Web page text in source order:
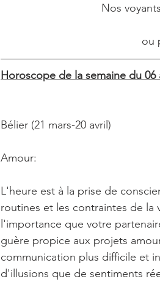
Nos
ou
Horoscope de la semaine du 06
Bélier (21 mars-20 avril)
Amour:
L'heure est à la prise de
routines et les contraintes de la
l'importance que votre
guère propice aux projets
communication plus difficile et
d'illusions que de sentiments